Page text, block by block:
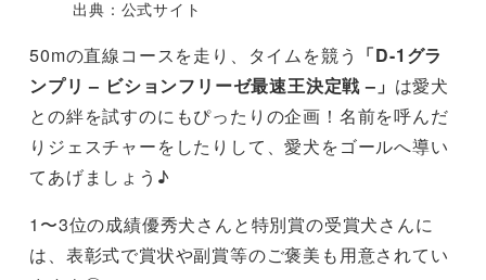
出典：公式サイト
50mの直線コースを走り、タイムを競う 「D-1グラ
ンプリ – ビションフリーゼ最速王決定戦 –」 は愛犬
との絆を試すのにもぴったりの企画！名前を呼んだ
りジェスチャーをしたりして、愛犬をゴールへ導い
てあげましょう♪
1〜3位の成績優秀犬さんと特別賞の受賞犬さんに
は、表彰式で賞状や副賞等のご褒美も用意されてい